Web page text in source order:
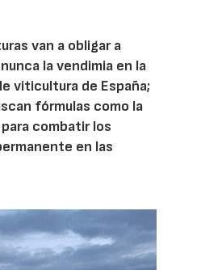
van a obligar a
la vendimia en la
viticultura de España;
fórmulas como la
combatir los
en las